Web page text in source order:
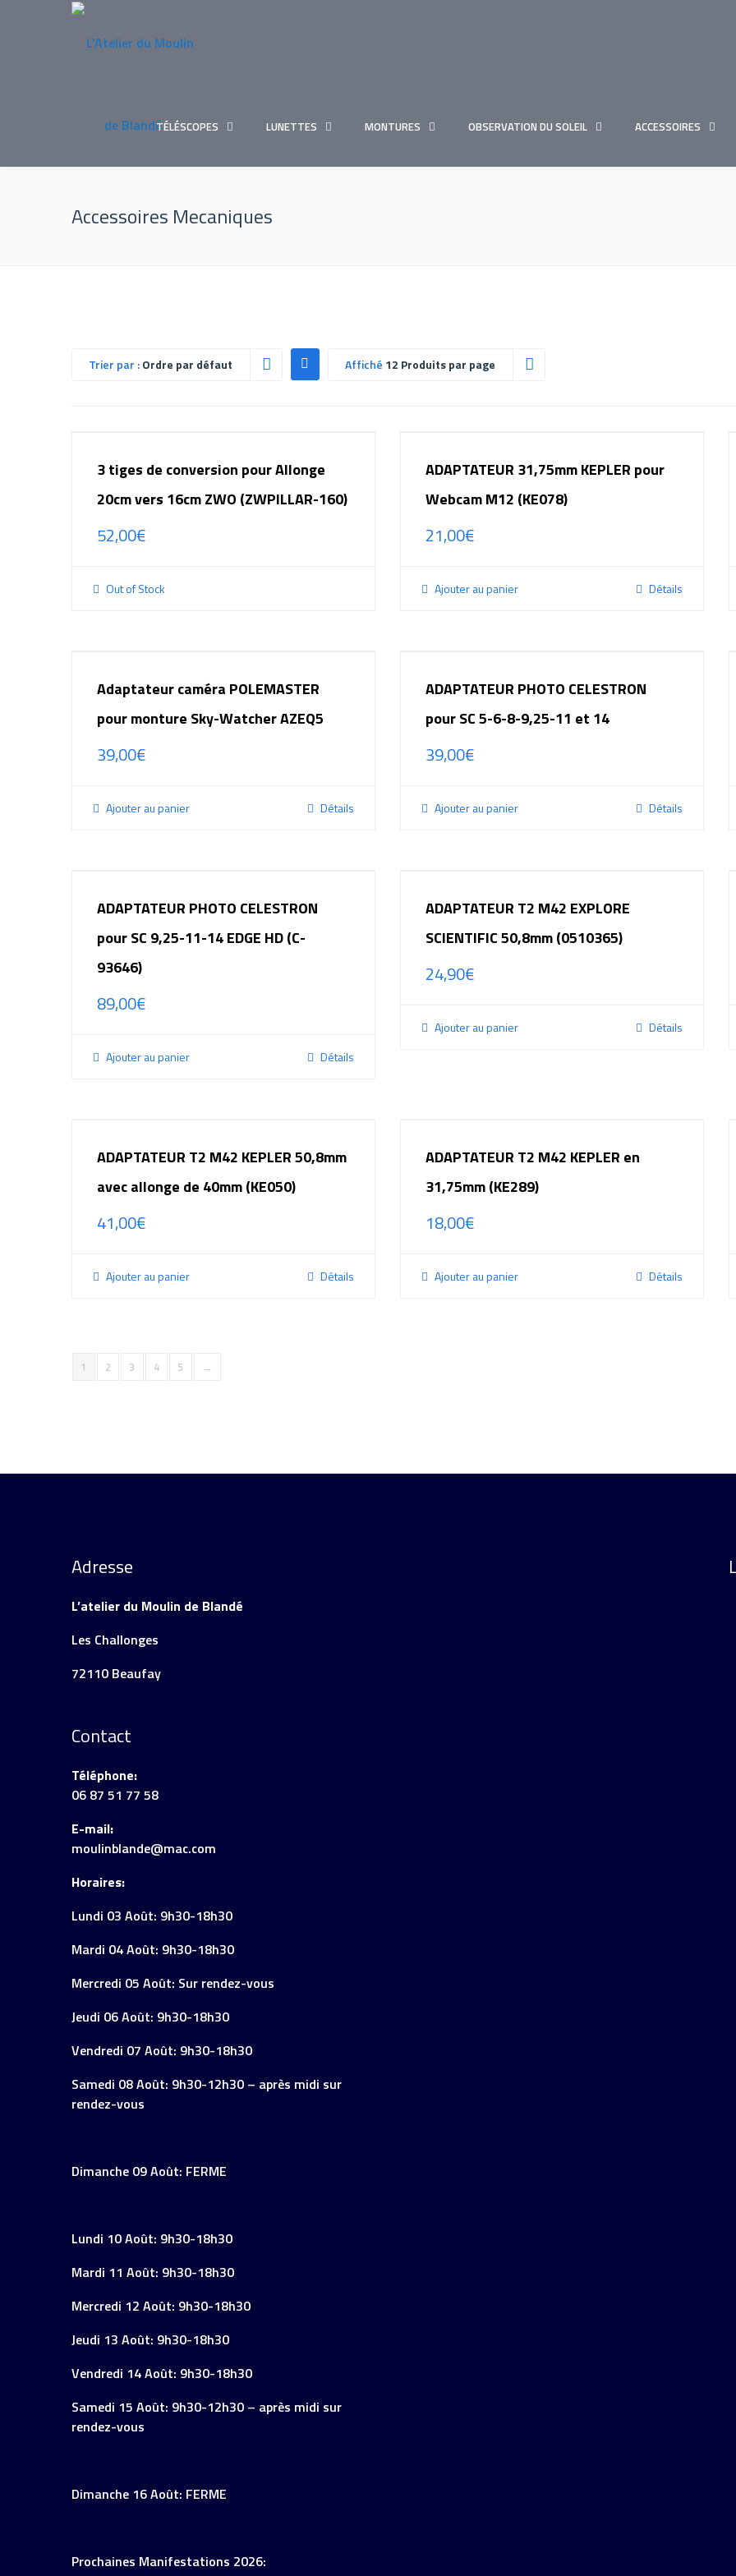
TÉLÉSCOPES LUNETTES MONTURES OBSERVATION DU SOLEIL ACCESSOIRES
Accessoires Mecaniques
Trier par :Ordre par défaut Affiché 12 Produits par page
3 tiges de conversion pour Allonge
20cm vers 16cm ZWO (ZWPILLAR-160)
52,00€
Out of Stock
ADAPTATEUR 31,75mm KEPLER pour
Webcam M12 (KE078)
21,00€
Ajouter au panier Détails
Adaptateur caméra POLEMASTER
pour monture Sky-Watcher AZEQ5
39,00€
Ajouter au panier Détails
ADAPTATEUR PHOTO CELESTRON
pour SC 5-6-8-9,25-11 et 14
39,00€
Ajouter au panier Détails
ADAPTATEUR PHOTO CELESTRON
pour SC 9,25-11-14 EDGE HD (C-
93646)
89,00€
Ajouter au panier Détails
ADAPTATEUR T2 M42 EXPLORE
SCIENTIFIC 50,8mm (0510365)
24,90€
Ajouter au panier Détails
ADAPTATEUR T2 M42 KEPLER 50,8mm
avec allonge de 40mm (KE050)
41,00€
Ajouter au panier Détails
ADAPTATEUR T2 M42 KEPLER en
31,75mm (KE289)
18,00€
Ajouter au panier Détails
1 2 3 4 5 →
Adresse
L’atelier du Moulin de Blandé
Les Challonges
72110 Beaufay
Contact
Téléphone:
06 87 51 77 58
E-mail:
moulinblande@mac.com
Horaires:
Lundi 03 Août: 9h30-18h30
Mardi 04 Août: 9h30-18h30
Mercredi 05 Août: Sur rendez-vous
Jeudi 06 Août: 9h30-18h30
Vendredi 07 Août: 9h30-18h30
Samedi 08 Août: 9h30-12h30 – après midi sur
rendez-vous
Dimanche 09 Août: FERME
Lundi 10 Août: 9h30-18h30
Mardi 11 Août: 9h30-18h30
Mercredi 12 Août: 9h30-18h30
Jeudi 13 Août: 9h30-18h30
Vendredi 14 Août: 9h30-18h30
Samedi 15 Août: 9h30-12h30 – après midi sur
rendez-vous
Dimanche 16 Août: FERME
Prochaines Manifestations 2026: